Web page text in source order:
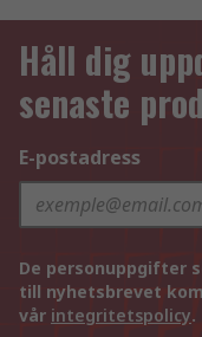
Håll dig
senaste
E-postadress
De personuppgifter
till nyhetsbrevet
vår integritetspolicy.